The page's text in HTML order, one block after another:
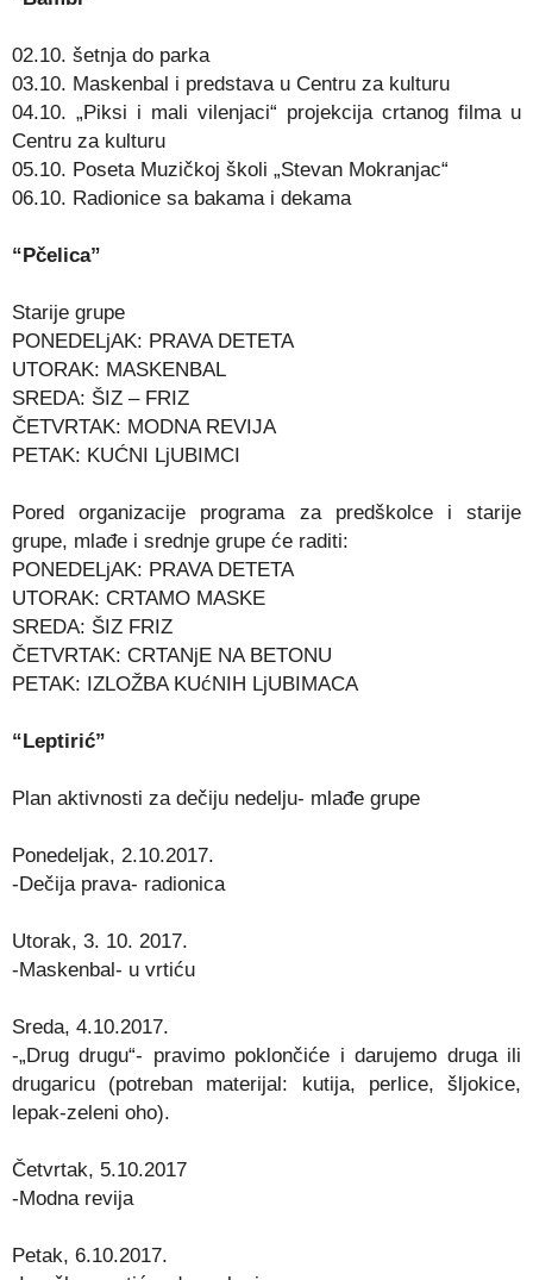
02.10. šetnja do parka
03.10. Maskenbal i predstava u Centru za kulturu
04.10. „Piksi i mali vilenjaci“ projekcija crtanog filma u
Centru za kulturu
05.10. Poseta Muzičkoj školi „Stevan Mokranjac“
06.10. Radionice sa bakama i dekama
“Pčelica”
Starije grupe
PONEDELjAK: PRAVA DETETA
UTORAK: MASKENBAL
SREDA: ŠIZ – FRIZ
ČETVRTAK: MODNA REVIJA
PETAK: KUĆNI LjUBIMCI
Pored organizacije programa za predškolce i starije
grupe, mlađe i srednje grupe će raditi:
PONEDELjAK: PRAVA DETETA
UTORAK: CRTAMO MASKE
SREDA: ŠIZ FRIZ
ČETVRTAK: CRTANjE NA BETONU
PETAK: IZLOŽBA KUćNIH LjUBIMACA
“Leptirić”
Plan aktivnosti za dečiju nedelju- mlađe grupe
Ponedeljak, 2.10.2017.
-Dečija prava- radionica
Utorak, 3. 10. 2017.
-Maskenbal- u vrtiću
Sreda, 4.10.2017.
-„Drug drugu“- pravimo poklončiće i darujemo druga ili
drugaricu (potreban materijal: kutija, perlice, šljokice,
lepak-zeleni oho).
Četvrtak, 5.10.2017
-Modna revija
Petak, 6.10.2017.